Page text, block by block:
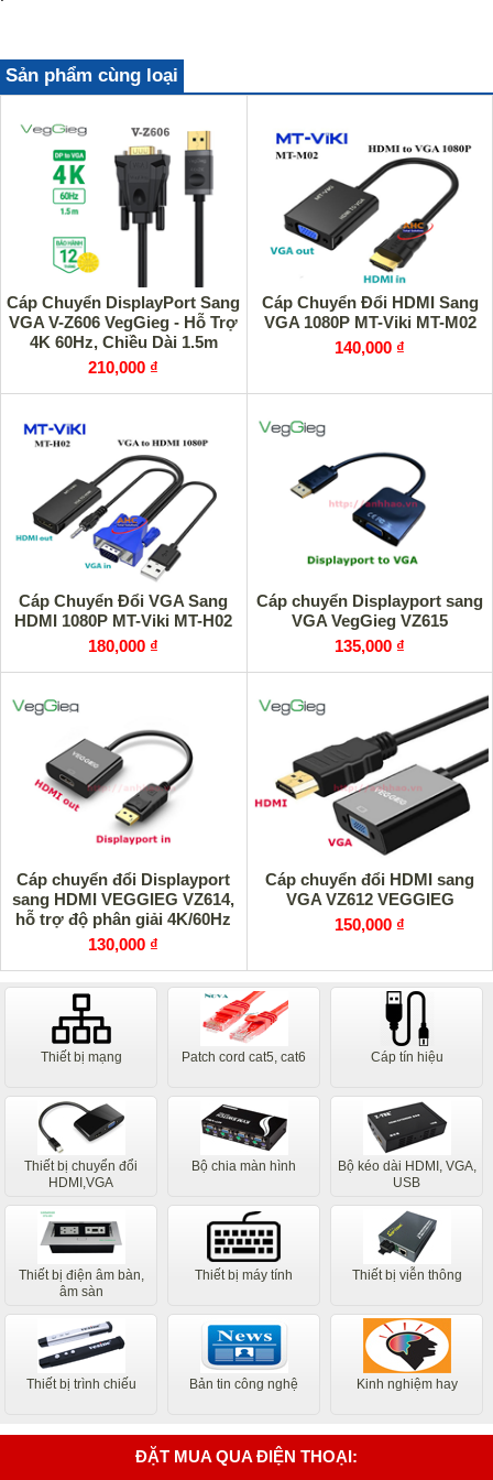
Sản phẩm cùng loại
Cáp Chuyển DisplayPort Sang
VGA V-Z606 VegGieg - Hỗ Trợ
4K 60Hz, Chiều Dài 1.5m
210,000 ₫
Cáp Chuyển Đổi HDMI Sang
VGA 1080P MT-Viki MT-M02
140,000 ₫
Cáp Chuyển Đổi VGA Sang
HDMI 1080P MT-Viki MT-H02
180,000 ₫
Cáp chuyển Displayport sang
VGA VegGieg VZ615
135,000 ₫
Cáp chuyển đổi Displayport
sang HDMI VEGGIEG VZ614,
hỗ trợ độ phân giải 4K/60Hz
130,000 ₫
Cáp chuyển đổi HDMI sang
VGA VZ612 VEGGIEG
150,000 ₫
Thiết bị mạng Patch cord cat5, cat6 Cáp tín hiệu
Thiết bị chuyển đổi
HDMI,VGA
Bộ chia màn hình
Bộ kéo dài HDMI, VGA,
USB
Thiết bị điện âm bàn,
âm sàn
Thiết bị máy tính Thiết bị viễn thông
Thiết bị trình chiếu Bản tin công nghệ Kinh nghiệm hay
ĐẶT MUA QUA ĐIỆN THOẠI: